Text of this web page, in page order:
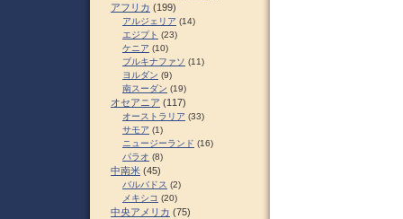
アフリカ (199)
アルジェリア (14)
エジプト (23)
ケニア (10)
ブルキナファソ (11)
ヨルダン (9)
南スーダン (19)
オセアニア (117)
オーストラリア (33)
サモア (1)
ニュージーランド (16)
パラオ (8)
中南米 (45)
バルバドス (2)
メキシコ (20)
中央アメリカ (75)